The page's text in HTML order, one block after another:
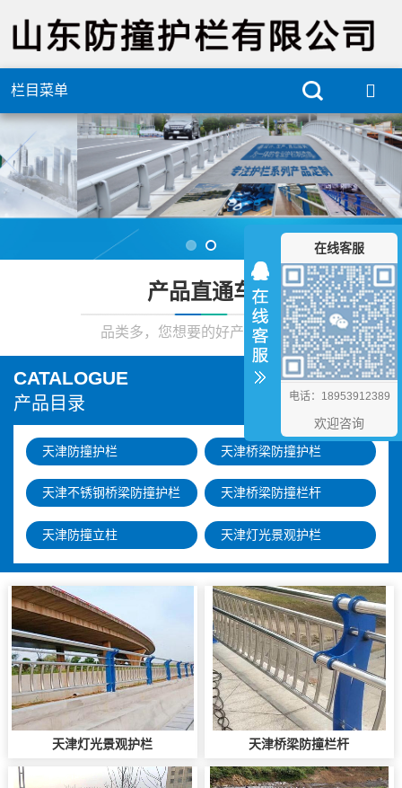
栏目菜单
产品直通车
品类多，您想要的好产品在这里
CATALOGUE
产品目录
天津防撞护栏 天津桥梁防撞护栏
天津不锈钢桥梁防撞护栏 天津桥梁防撞栏杆
天津防撞立柱 天津灯光景观护栏
天津灯光景观护栏 天津桥梁防撞栏杆
在线客服
电话：18953912389
欢迎咨询